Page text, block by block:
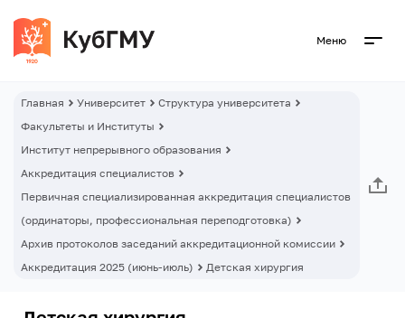
Меню
Главная Университет
Структура университета
Факультеты и Институты
Институт непрерывного образования
Аккредитация специалистов
Первичная специализированная аккредитация специалистов
(ординаторы, профессиональная переподготовка)
Архив протоколов заседаний аккредитационной комиссии
Аккредитация 2025 (июнь-июль)
Детская хирургия